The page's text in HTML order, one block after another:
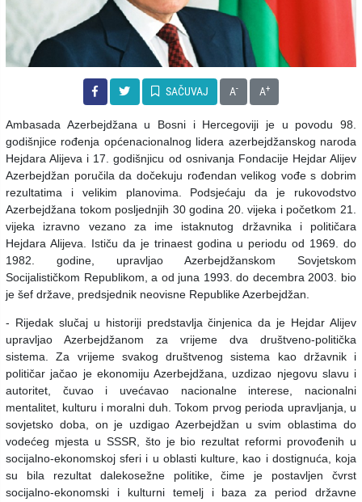
SAČUVAJ A- A+
Ambasada Azerbejdžana u Bosni i Hercegoviji je u povodu 98.
godišnjice rođenja općenacionalnog lidera azerbejdžanskog naroda
Hejdara Alijeva i 17. godišnjicu od osnivanja Fondacije Hejdar Alijev
Azerbejdžan poručila da dočekuju rođendan velikog vođe s dobrim
rezultatima i velikim planovima. Podsjećaju da je rukovodstvo
Azerbejdžana tokom posljednjih 30 godina 20. vijeka i početkom 21.
vijeka izravno vezano za ime istaknutog državnika i političara
Hejdara Alijeva. Ističu da je trinaest godina u periodu od 1969. do
1982. godine, upravljao Azerbejdžanskom Sovjetskom
Socijalističkom Republikom, a od juna 1993. do decembra 2003. bio
je šef države, predsjednik neovisne Republike Azerbejdžan.
- Rijedak slučaj u historiji predstavlja činjenica da je Hejdar Alijev
upravljao Azerbejdžanom za vrijeme dva društveno-politička
sistema. Za vrijeme svakog društvenog sistema kao državnik i
političar jačao je ekonomiju Azerbejdžana, uzdizao njegovu slavu i
autoritet, čuvao i uvećavao nacionalne interese, nacionalni
mentalitet, kulturu i moralni duh. Tokom prvog perioda upravljanja, u
sovjetsko doba, on je uzdigao Azerbejdžan u svim oblastima do
vodećeg mjesta u SSSR, što je bio rezultat reformi provođenih u
socijalno-ekonomskoj sferi i u oblasti kulture, kao i dostignuća, koja
su bila rezultat dalekosežne politike, čime je postavljen čvrst
socijalno-ekonomski i kulturni temelj i baza za period državne